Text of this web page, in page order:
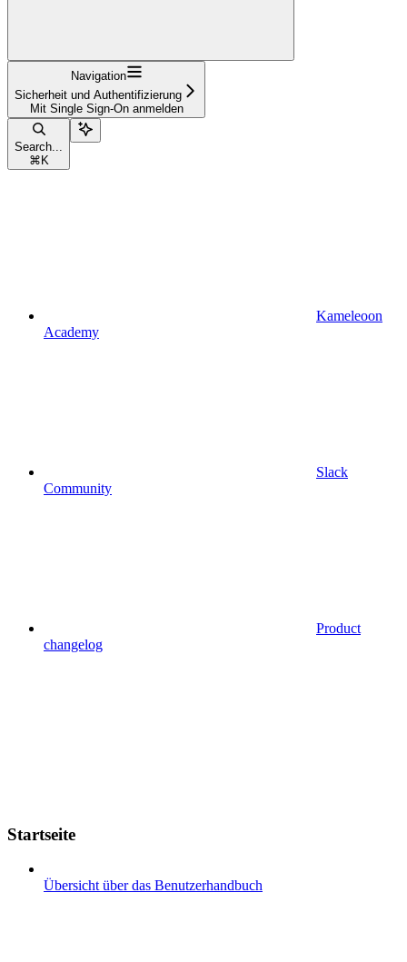
Navigation
Sicherheit und Authentifizierung
Mit Single Sign-On anmelden
Search...
⌘ K
Kameleoon
Academy
Slack
Community
Product
changelog
Startseite
Übersicht über das Benutzerhandbuch